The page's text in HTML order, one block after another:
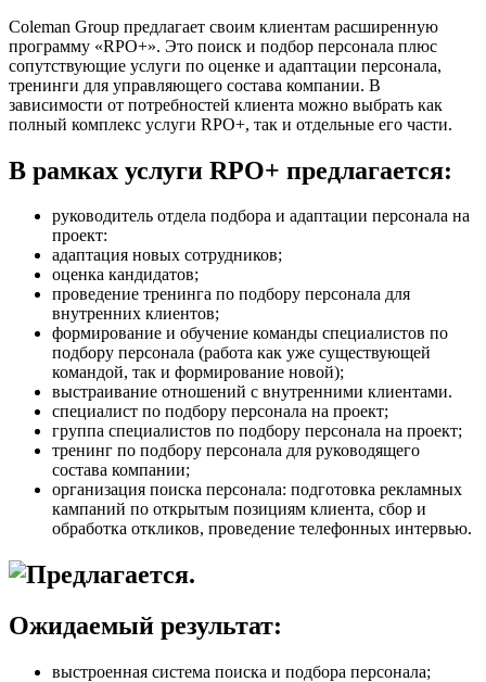
Coleman Group предлагает своим клиентам расширенную
программу «RPO+». Это поиск и подбор персонала плюс
сопутствующие услуги по оценке и адаптации персонала,
тренинги для управляющего состава компании. В
зависимости от потребностей клиента можно выбрать как
полный комплекс услуги RPO+, так и отдельные его части.
В рамках услуги RPO+ предлагается:
руководитель отдела подбора и адаптации персонала на
проект:
адаптация новых сотрудников;
оценка кандидатов;
проведение тренинга по подбору персонала для
внутренних клиентов;
формирование и обучение команды специалистов по
подбору персонала (работа как уже существующей
командой, так и формирование новой);
выстраивание отношений с внутренними клиентами.
специалист по подбору персонала на проект;
группа специалистов по подбору персонала на проект;
тренинг по подбору персонала для руководящего
состава компании;
организация поиска персонала: подготовка рекламных
кампаний по открытым позициям клиента, сбор и
обработка откликов, проведение телефонных интервью.
Ожидаемый результат:
выстроенная система поиска и подбора персонала;